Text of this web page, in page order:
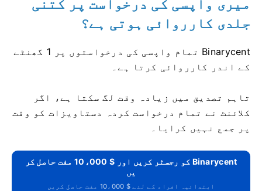
جلدی کارروائی ہوتی ہے؟
Binarycent تمام واپسی کی درخواستوں پر 1 گھنٹے
کے اندر کارروائی کرتا ہے۔
تاہم تصدیق میں زیادہ وقت لگ سکتا ہے، اگر
کلائنٹ نے تمام درخواست کردہ دستاویزات کو وقت
پر جمع نہیں کرایا۔
Binarycent کو رجسٹر کریں اور $ 10،000 مفت حاصل کر
یں
ابتدائیہ افراد کے لئے $ 10،000 مفت حاصل کریں